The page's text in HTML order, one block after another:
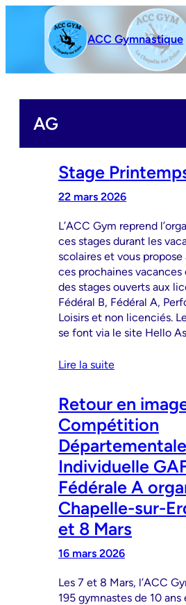
ACC Gymnastique
AG
Stage
22 mars 2026
L’ACC Gym reprend
ces stages durant les
scolaires et vous propose
ces prochaines
des stages ouverts aux
Fédéral B, Fédéral A,
Loisirs et non licenciés.
se font via le site Hello
Lire la suite
Retour en
Compétition
Départementale
Individuelle
Fédérale A
Chapelle-sur-
et 8 Mars
16 mars 2026
Les 7 et 8 Mars, l’ACC
195 gymnastes de 10